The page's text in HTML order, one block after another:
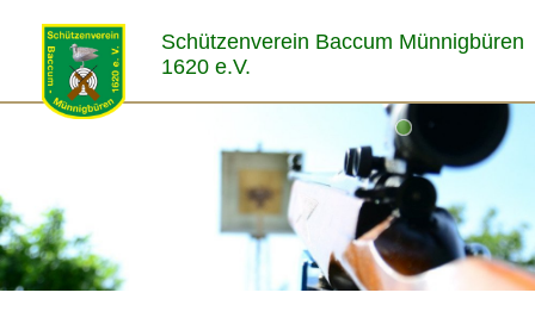
Schützenverein Baccum Münnigbüren
1620 e.V.